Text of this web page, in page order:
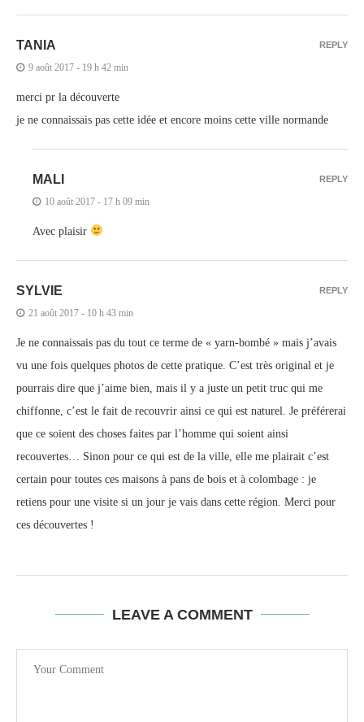
TANIA
9 août 2017 - 19 h 42 min
merci pr la découverte
je ne connaissais pas cette idée et encore moins cette ville normande
REPLY
MALI
10 août 2017 - 17 h 09 min
Avec plaisir
REPLY
SYLVIE
21 août 2017 - 10 h 43 min
Je ne connaissais pas du tout ce terme de « yarn-bombé » mais j’avais
vu une fois quelques photos de cette pratique. C’est très original et je
pourrais dire que j’aime bien, mais il y a juste un petit truc qui me
chiffonne, c’est le fait de recouvrir ainsi ce qui est naturel. Je préférerai
que ce soient des choses faites par l’homme qui soient ainsi
recouvertes… Sinon pour ce qui est de la ville, elle me plairait c’est
certain pour toutes ces maisons à pans de bois et à colombage : je
retiens pour une visite si un jour je vais dans cette région. Merci pour
ces découvertes !
REPLY
LEAVE A COMMENT